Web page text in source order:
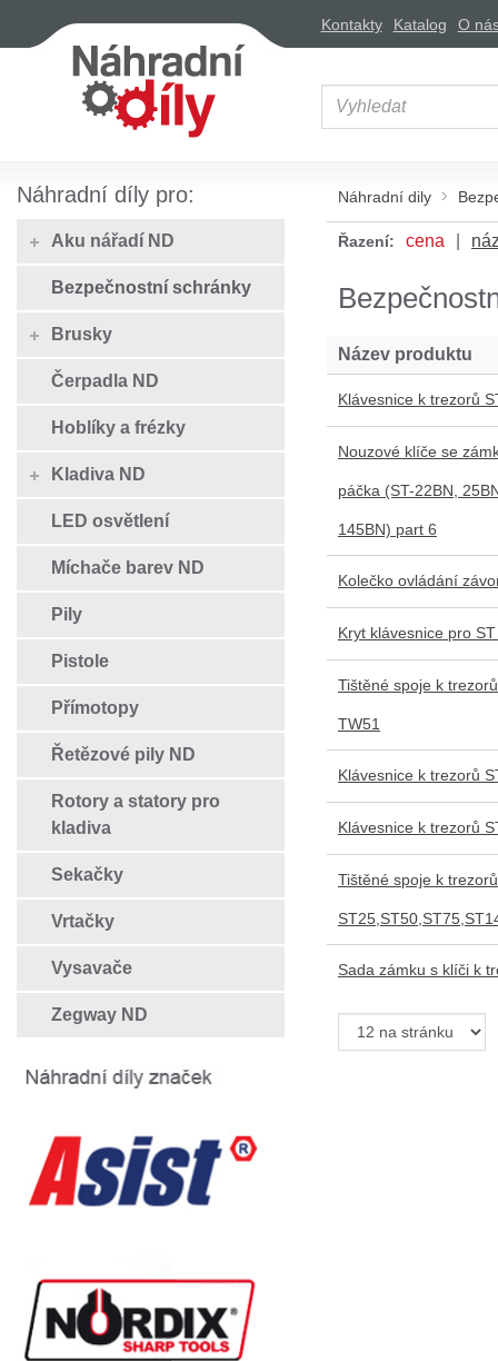
Kontakty Katalog O
Náhradní díly pro:
Aku nářadí ND
Bezpečnostní schránky
Brusky
Čerpadla ND
Hoblíky a frézky
Kladiva ND
LED osvětlení
Míchače barev ND
Pily
Pistole
Přímotopy
Řetězové pily ND
Rotory a statory pro
kladiva
Sekačky
Vrtačky
Vysavače
Zegway ND
Náhradní dily
Řazení: cena
Název produktu
Klávesnice k trezorů
Nouzové klíče se
páčka (ST-22BN,
145BN) part 6
Kolečko ovládání
Kryt klávesnice pro
Tištěné spoje k
TW51
Klávesnice k trezorů
Klávesnice k trezorů
Tištěné spoje k
Sada zámku s klíči k